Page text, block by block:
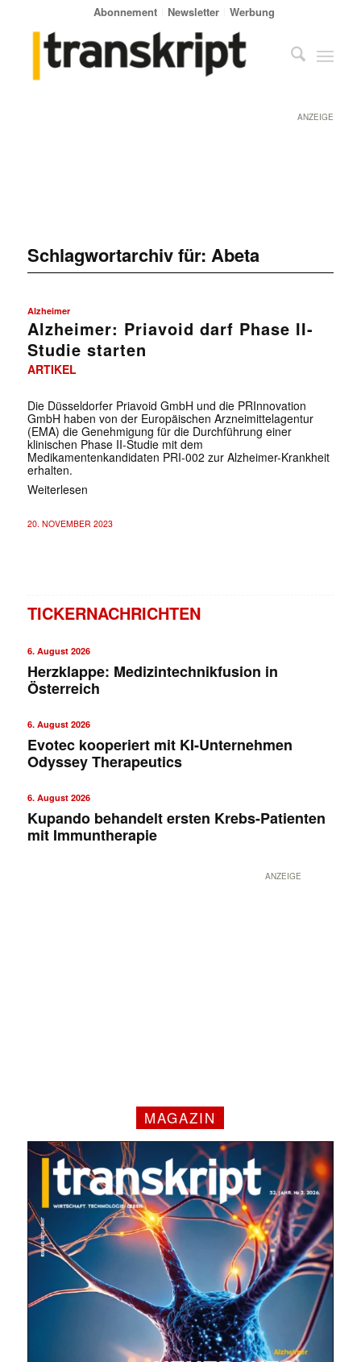
Abonnement Newsletter Werbung
ANZEIGE
Schlagwortarchiv für: Abeta
Alzheimer
Alzheimer: Priavoid darf Phase II-
Studie starten
ARTIKEL
Die Düsseldorfer Priavoid GmbH und die PRInnovation
GmbH haben von der Europäischen Arzneimittelagentur
(EMA) die Genehmigung für die Durchführung einer
klinischen Phase II-Studie mit dem
Medikamentenkandidaten PRI-002 zur Alzheimer-Krankheit
erhalten.
Weiterlesen
20. NOVEMBER 2023
TICKERNACHRICHTEN
6. August 2026
Herzklappe: Medizintechnikfusion in
Österreich
6. August 2026
Evotec kooperiert mit KI-Unternehmen
Odyssey Therapeutics
6. August 2026
Kupando behandelt ersten Krebs-Patienten
mit Immuntherapie
ANZEIGE
MAGAZIN